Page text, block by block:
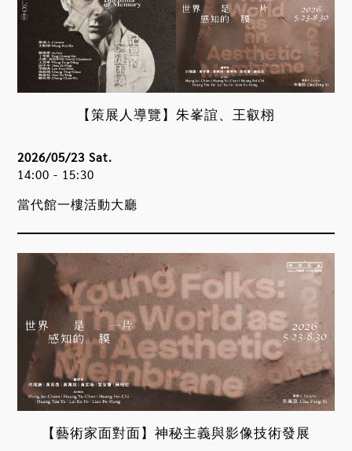
【策展人導覽】朱峯誼、王叡栩
當代館一樓活動大廳
2026/05/23 Sat.
14:00 - 15:30
【藝術家面對面】神秘主義與影像技術發展